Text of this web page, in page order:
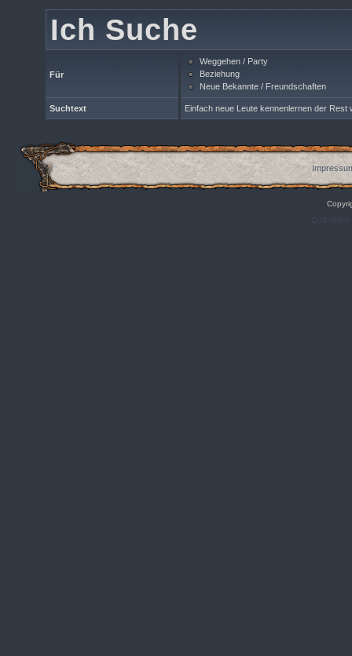
Ich Suche
Für
Weggehen / Party
Beziehung
Neue Bekannte / Freundschaften
Suchtext Einfach neue Leute kennenlernen der Rest